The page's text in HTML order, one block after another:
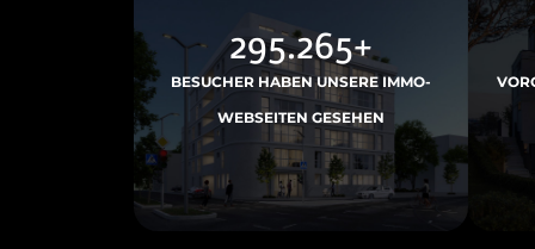
BESUCHER HABEN UNSERE IMMO-
WEBSEITEN GESEHEN
759.042+